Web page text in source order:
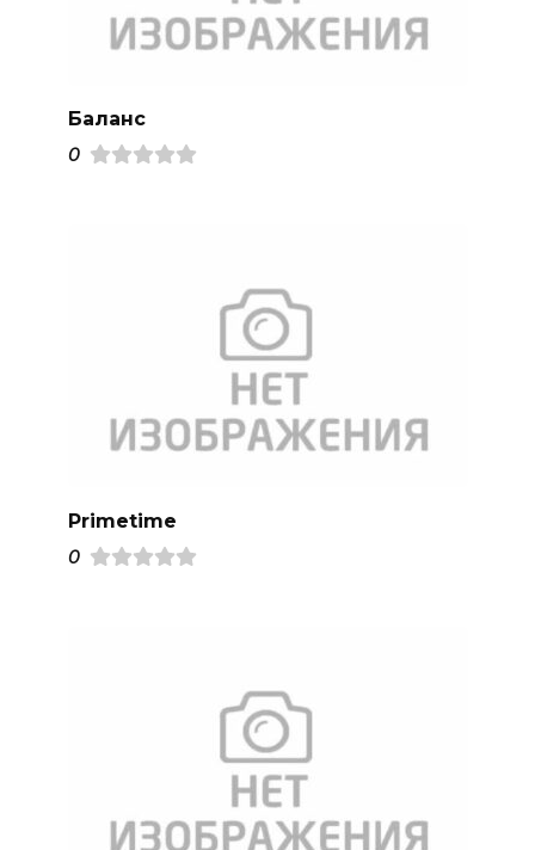
Баланс
0
Primetime
0